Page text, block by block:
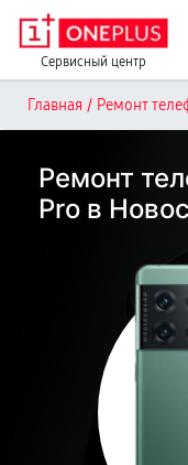
Сервисный центр
Главная / Ремонт
Ремонт
Pro в